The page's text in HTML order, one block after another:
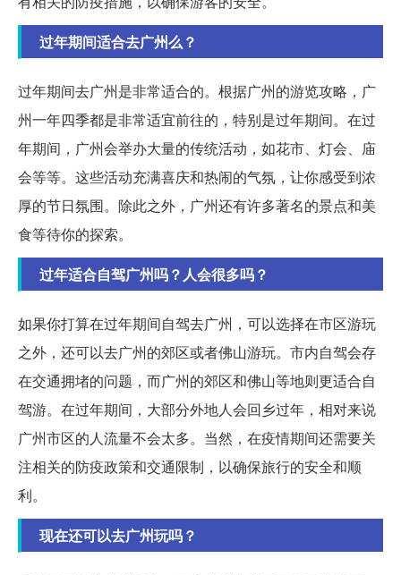
过年期间适合去广州么？
过年期间去广州是非常适合的。根据广州的游览攻略，广
州一年四季都是非常适宜前往的，特别是过年期间。在过
年期间，广州会举办大量的传统活动，如花市、灯会、庙
会等等。这些活动充满喜庆和热闹的气氛，让你感受到浓
厚的节日氛围。除此之外，广州还有许多著名的景点和美
食等待你的探索。
过年适合自驾广州吗？人会很多吗？
如果你打算在过年期间自驾去广州，可以选择在市区游玩
之外，还可以去广州的郊区或者佛山游玩。市内自驾会存
在交通拥堵的问题，而广州的郊区和佛山等地则更适合自
驾游。在过年期间，大部分外地人会回乡过年，相对来说
广州市区的人流量不会太多。当然，在疫情期间还需要关
注相关的防疫政策和交通限制，以确保旅行的安全和顺
利。
现在还可以去广州玩吗？